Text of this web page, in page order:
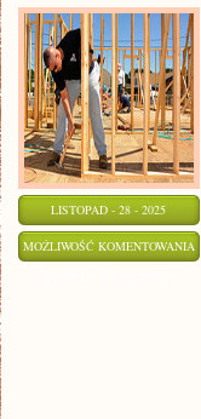
LISTOPAD - 28 - 2025
MOŻLIWOŚĆ KOMENTOWANIA